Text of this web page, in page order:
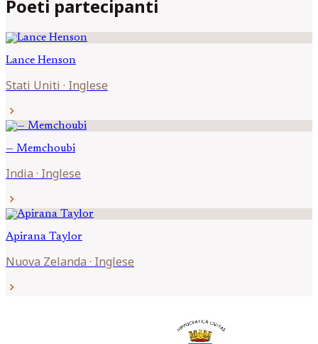
Poeti partecipanti
Lance Henson
Stati Uniti · Inglese
chevron_right
— Memchoubi
India · Inglese
chevron_right
Apirana Taylor
Nuova Zelanda · Inglese
chevron_right